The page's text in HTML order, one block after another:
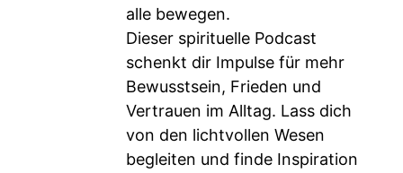
alle bewegen.
Dieser spirituelle Podcast
schenkt dir Impulse für mehr
Bewusstsein, Frieden und
Vertrauen im Alltag. Lass dich
von den lichtvollen Wesen
begleiten und finde Inspiration